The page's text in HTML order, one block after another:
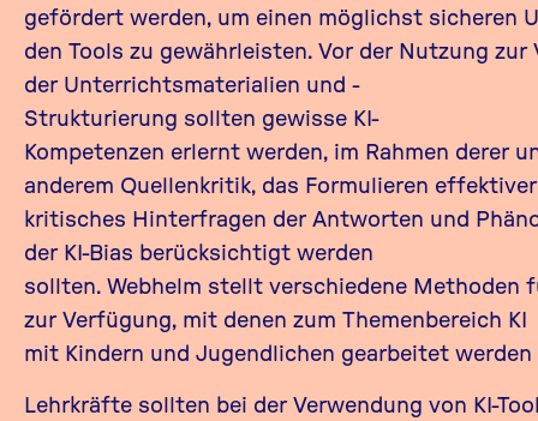
gefördert werden, um einen möglichst sicheren
den Tools zu gewährleisten. Vor der Nutzung zur
der Unterrichtsmaterialien und -
Strukturierung sollten gewisse KI-
Kompetenzen erlernt werden, im Rahmen derer
anderem Quellenkritik, das Formulieren
kritisches Hinterfragen der Antworten und
der KI-Bias berücksichtigt werden
sollten. Webhelm stellt verschiedene Methoden
zur Verfügung, mit denen zum Themenbereich KI
mit Kindern und Jugendlichen gearbeitet werden
Lehrkräfte sollten bei der Verwendung von KI-